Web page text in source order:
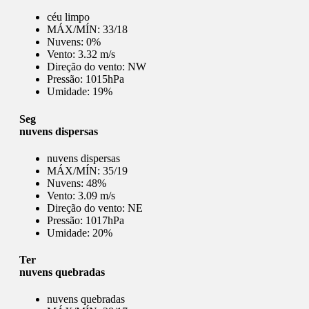
céu limpo
MÁX/MÍN: 33/18
Nuvens: 0%
Vento: 3.32 m/s
Direção do vento: NW
Pressão: 1015hPa
Umidade: 19%
Seg
nuvens dispersas
nuvens dispersas
MÁX/MÍN: 35/19
Nuvens: 48%
Vento: 3.09 m/s
Direção do vento: NE
Pressão: 1017hPa
Umidade: 20%
Ter
nuvens quebradas
nuvens quebradas